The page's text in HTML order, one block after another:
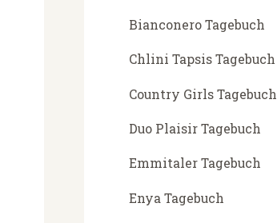
Bianconero Tagebuch
Chlini Tapsis Tagebuch
Country Girls Tagebuch
Duo Plaisir Tagebuch
Emmitaler Tagebuch
Enya Tagebuch